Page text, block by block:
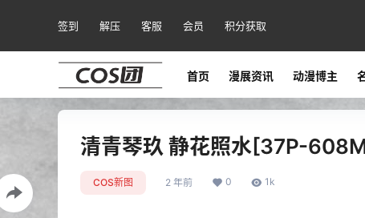
签到 解压 客服 会员 积分获取
首页 漫展资讯 动漫博主
清青琴玖 静花照水[37P-
COS新图 2 年前 0 1k